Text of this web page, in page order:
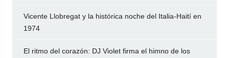
Vicente Llobregat y la histórica noche del Italia-Haití en
1974
El ritmo del corazón: DJ Violet firma el himno de los